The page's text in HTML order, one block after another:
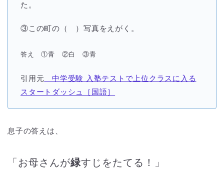
た。
③この町の（ ）写真をえがく。
答え ①青 ②白 ③青
引用元 中学受験 入塾テストで上位クラスに入る
スタートダッシュ［国語］
息子の答えは、
「お母さんが緑すじをたてる！」